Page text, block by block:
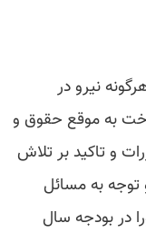
نیرو در
به موقع حقوق و
و تاکید بر تلاش
به مسائل
در بودجه سال